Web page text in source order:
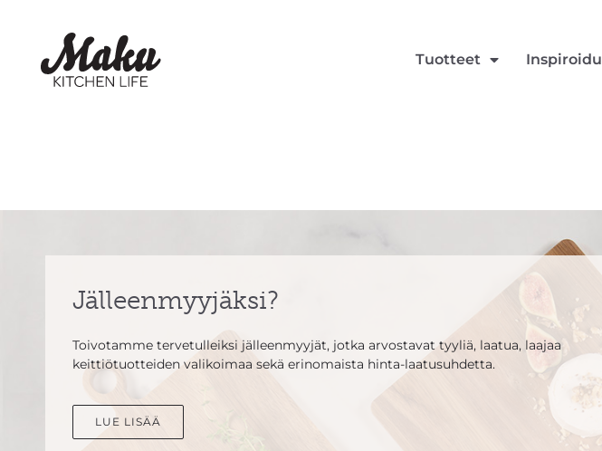
Tuotteet Inspiroidu
Jälleenmyyjäksi?
Toivotamme tervetulleiksi jälleenmyyjät, jotka arvostavat tyyliä, laatua, laajaa
keittiötuotteiden valikoimaa sekä erinomaista hinta-laatusuhdetta.
LUE LISÄÄ